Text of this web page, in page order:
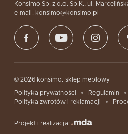
Konsimo Sp. z o.o. Sp.K., ul.
e-mail: konsimo@konsimo.pl
© 2026 konsimo. sklep meblowy
Polityka prywatności
Regulamin
Polityka zwrotów i reklamacji
Projekt i realizacja: